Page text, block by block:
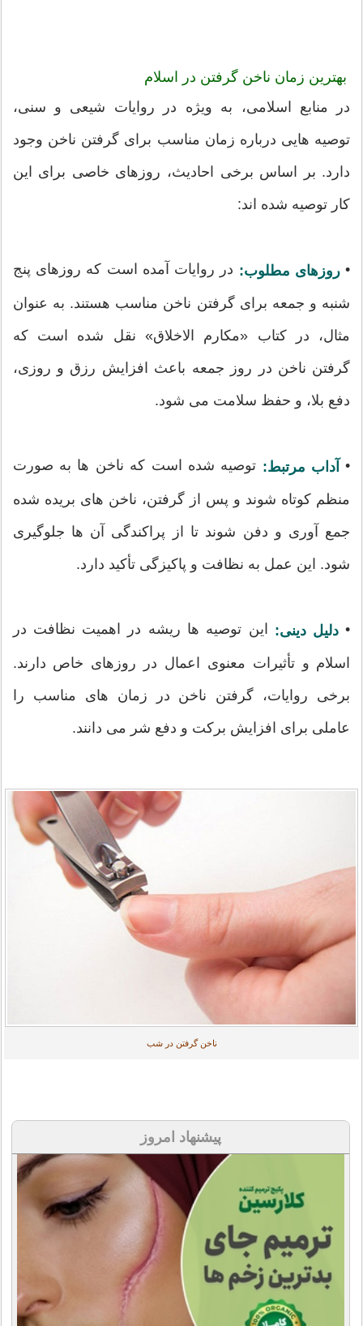
بهترین زمان ناخن گرفتن در اسلام
در منابع اسلامی، به ویژه در روایات شیعی و سنی،
توصیه هایی درباره زمان مناسب برای گرفتن ناخن وجود
دارد. بر اساس برخی احادیث، روزهای خاصی برای این
کار توصیه شده اند:
• روزهای مطلوب: در روایات آمده است که روزهای پنج
شنبه و جمعه برای گرفتن ناخن مناسب هستند. به عنوان
مثال، در کتاب «مکارم الاخلاق» نقل شده است که
گرفتن ناخن در روز جمعه باعث افزایش رزق و روزی،
دفع بلا، و حفظ سلامت می شود.
• آداب مرتبط: توصیه شده است که ناخن ها به صورت
منظم کوتاه شوند و پس از گرفتن، ناخن های بریده شده
جمع آوری و دفن شوند تا از پراکندگی آن ها جلوگیری
شود. این عمل به نظافت و پاکیزگی تأکید دارد.
• دلیل دینی: این توصیه ها ریشه در اهمیت نظافت در
اسلام و تأثیرات معنوی اعمال در روزهای خاص دارند.
برخی روایات، گرفتن ناخن در زمان های مناسب را
عاملی برای افزایش برکت و دفع شر می دانند.
ناخن گرفتن در شب
پیشنهاد امروز